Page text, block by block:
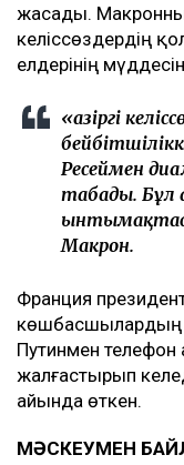
жасады.
келіссөздердің
елдерінің
«Қазіргі
Ресеймен
табады. Бұл
Макрон.
Франция
көшбасшылардың
Путинмен
жалғастырып
айында өткен.
МӘСКЕУМЕН